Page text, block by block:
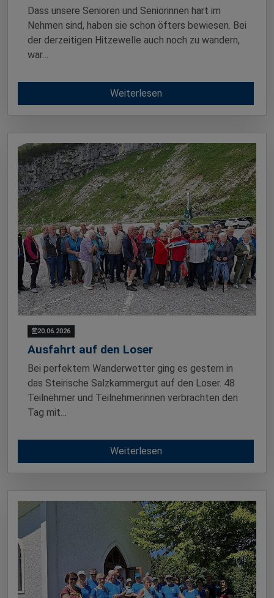
Dass unsere Senioren und Seniorinnen hart im
Nehmen sind, haben sie schon öfters bewiesen. Bei
der derzeitigen Hitzewelle auch noch zu wandern,
war…
Weiterlesen
20.06.2026
Ausfahrt auf den Loser
Bei perfektem Wanderwetter ging es gestern in
das Steirische Salzkammergut auf den Loser. 48
Teilnehmer und Teilnehmerinnen verbrachten den
Tag mit…
Weiterlesen